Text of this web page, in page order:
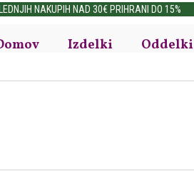
NAKUPIH NAD 30€ PRIHRANI DO 15%
Izdelki Oddelki